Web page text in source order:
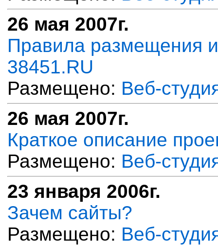
26 мая 2007г.
Правила размещения
38451.RU
Размещено: Веб-
26 мая 2007г.
Краткое описание
Размещено: Веб-
23 января 2006г.
Зачем сайты?
Размещено: Веб-